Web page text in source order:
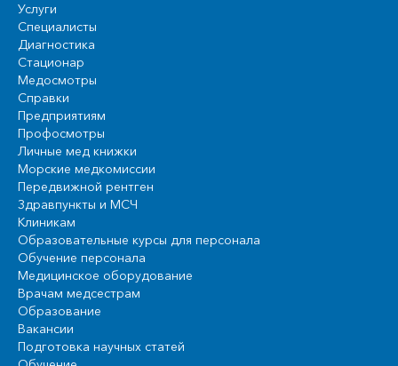
Услуги
Специалисты
Диагностика
Стационар
Медосмотры
Справки
Предприятиям
Профосмотры
Личные мед книжки
Морские медкомиссии
Передвижной рентген
Здравпункты и МСЧ
Клиникам
Образовательные курсы для персонала
Обучение персонала
Медицинское оборудование
Врачам медсестрам
Образование
Вакансии
Подготовка научных статей